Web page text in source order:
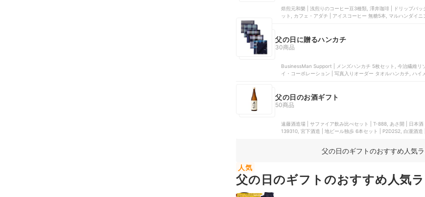
焙煎元和樂 | 浅煎りのコーヒー豆3種類, 澤井珈琲 | ドリップバ
ット, カフェ・アダチ | アイスコーヒー 無糖5本, マルハンダイ
父の日に贈るハンカチ
30商品
BusinessMan Support | メンズハンカチ 5枚セット, 今治繊維
イ・コーポレーション | 写真入りオーダー タオルハンカチ, ハ
父の日のお酒ギフト
50商品
遠藤酒造場 | サファイア飲み比べセット | T-888, あさ開 | 日本
139310, 宮下酒造 | 地ビール独歩 6本セット | P2D2S2, 白瀧酒
父の日のギフトのおすすめ人気
人気
父の日のギフトのおすすめ人気